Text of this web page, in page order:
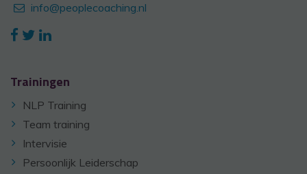
info@peoplecoaching.nl
Trainingen
NLP Training
Team training
Intervisie
Persoonlijk Leiderschap